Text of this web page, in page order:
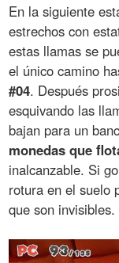
En la siguiente
estrechos con
estas llamas se
el único camino
#04. Después
esquivando las
bajan para un
monedas que
inalcanzable. Si
rotura en el suelo
que son invisibles.